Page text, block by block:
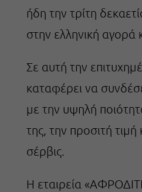
ήδη την τρίτη
στην ελληνική
Σε αυτή την
καταφέρει να
µε την υψηλή
της, την προσιτή
σέρβις.
Η εταιρεία